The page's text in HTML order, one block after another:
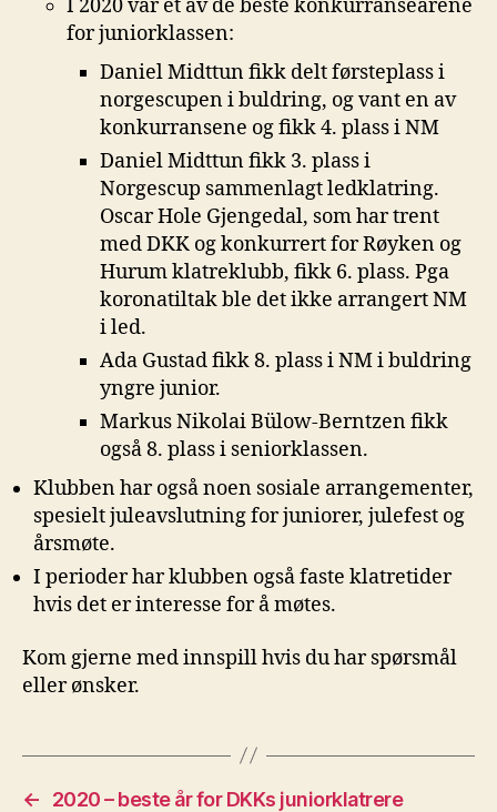
I 2020 var et av de beste konkurranseårene
for juniorklassen:
Daniel Midttun fikk delt førsteplass i
norgescupen i buldring, og vant en av
konkurransene og fikk 4. plass i NM
Daniel Midttun fikk 3. plass i
Norgescup sammenlagt ledklatring.
Oscar Hole Gjengedal, som har trent
med DKK og konkurrert for Røyken og
Hurum klatreklubb, fikk 6. plass. Pga
koronatiltak ble det ikke arrangert NM
i led.
Ada Gustad fikk 8. plass i NM i buldring
yngre junior.
Markus Nikolai Bülow-Berntzen fikk
også 8. plass i seniorklassen.
Klubben har også noen sosiale arrangementer,
spesielt juleavslutning for juniorer, julefest og
årsmøte.
I perioder har klubben også faste klatretider
hvis det er interesse for å møtes.
Kom gjerne med innspill hvis du har spørsmål
eller ønsker.
←
2020 – beste år for DKKs juniorklatrere